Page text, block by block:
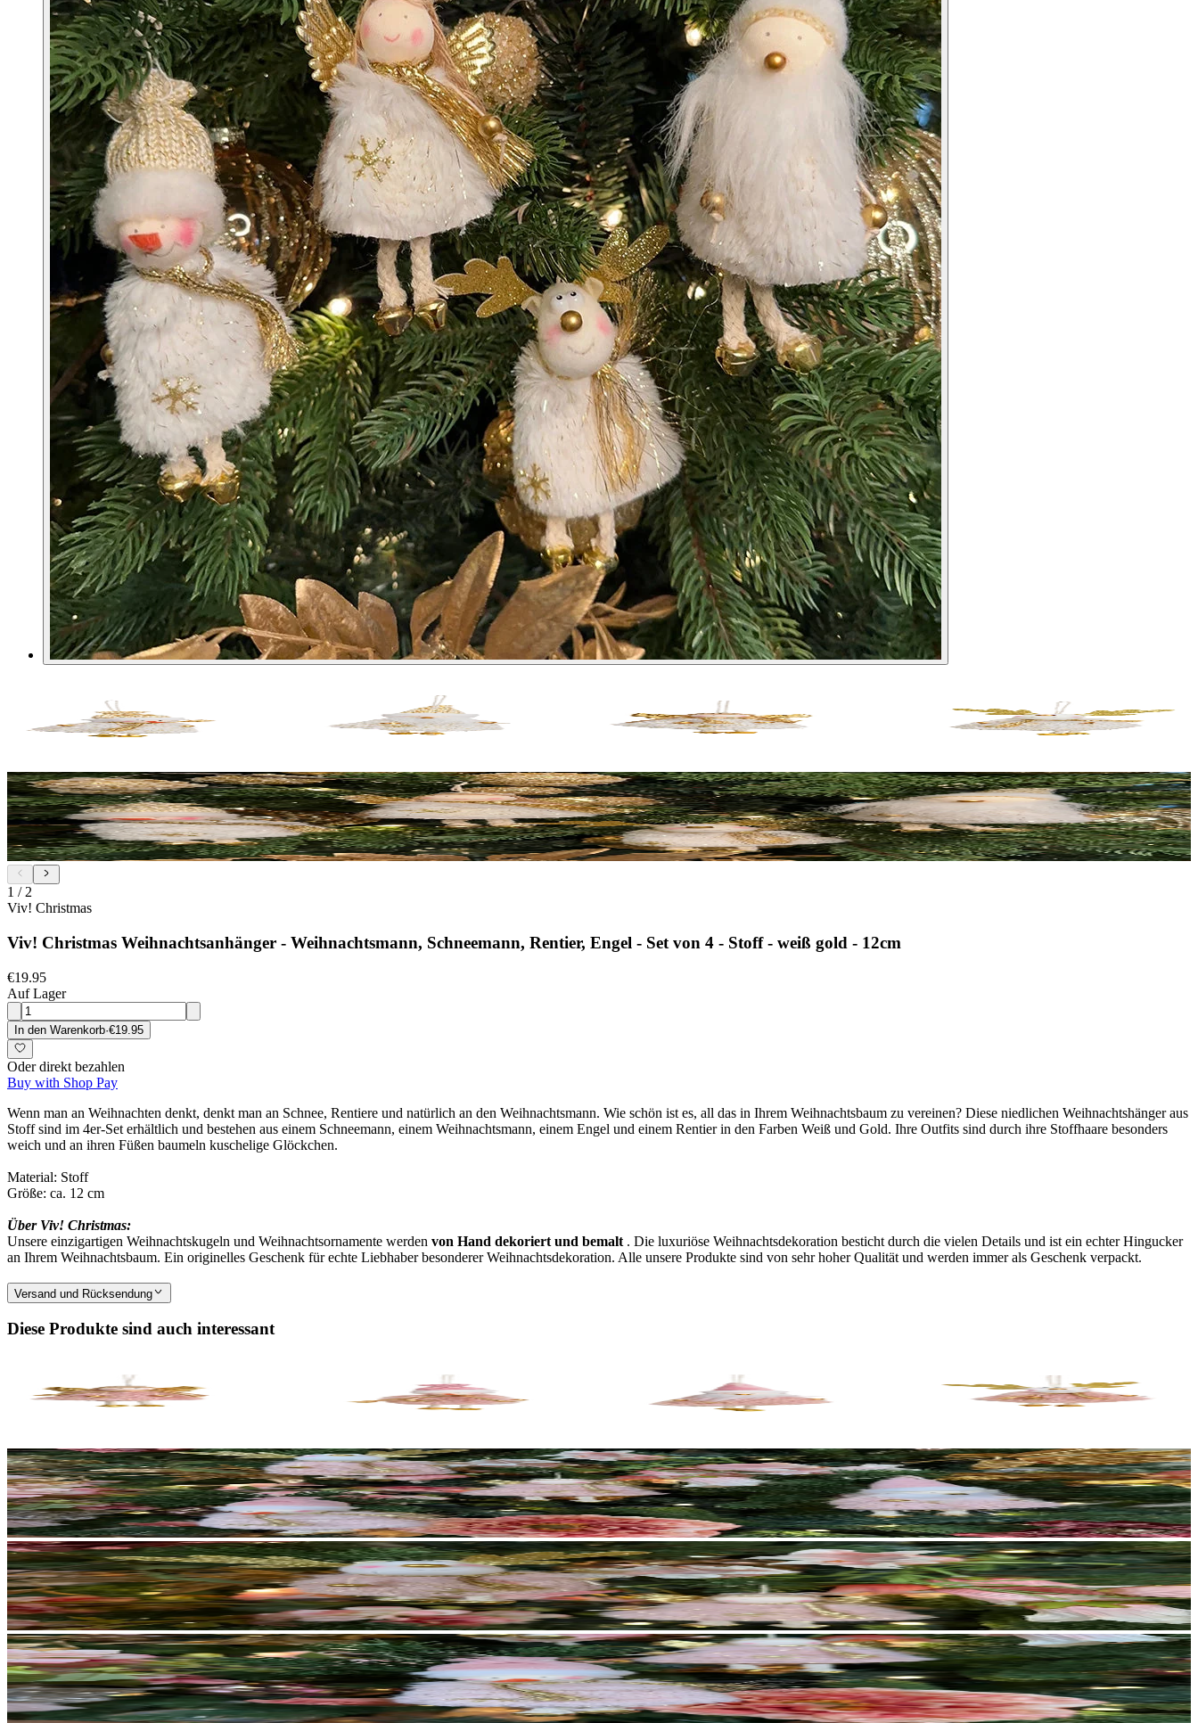
1 / 2
Viv! Christmas
Viv! Christmas Weihnachtsanhänger - Weihnachtsmann, Schneemann, Rentier, Engel - Set von 4 - Stoff - weiß gold - 12cm
€19.95
Auf Lager
In den Warenkorb·€19.95
Oder direkt bezahlen
Buy with Shop Pay
Wenn man an Weihnachten denkt, denkt man an Schnee, Rentiere und natürlich an den Weihnachtsmann. Wie schön ist es, all das in Ihrem Weihnachtsbaum zu vereinen? Diese niedlichen Weihnachtshänger aus
Stoff sind im 4er-Set erhältlich und bestehen aus einem Schneemann, einem Weihnachtsmann, einem Engel und einem Rentier in den Farben Weiß und Gold. Ihre Outfits sind durch ihre Stoffhaare besonders
weich und an ihren Füßen baumeln kuschelige Glöckchen.
Material: Stoff
Größe: ca. 12 cm
Über Viv! Christmas:
Unsere einzigartigen Weihnachtskugeln und Weihnachtsornamente werden von Hand dekoriert und bemalt . Die luxuriöse Weihnachtsdekoration besticht durch die vielen Details und ist ein echter Hingucker
an Ihrem Weihnachtsbaum. Ein originelles Geschenk für echte Liebhaber besonderer Weihnachtsdekoration. Alle unsere Produkte sind von sehr hoher Qualität und werden immer als Geschenk verpackt.
Versand und Rücksendung
Diese Produkte sind auch interessant